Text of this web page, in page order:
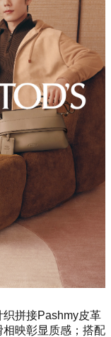
拼接Pashmy皮革
映彰显质感；搭配